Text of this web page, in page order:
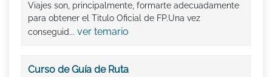
Viajes son, principalmente, formarte adecuadamente
para obtener el Titulo Oficial de FP.Una vez
conseguid... ver temario
Curso de Guía de Ruta